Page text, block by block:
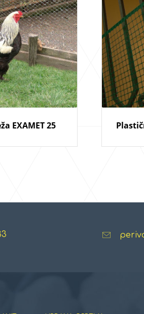
EXAMET 25